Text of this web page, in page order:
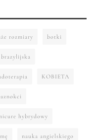
rozmiary botki
KOBIETA
hybrydowy
nauka angielskiego